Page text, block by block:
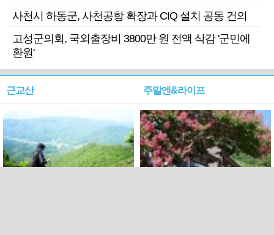
사천시 하동군, 사천공항 확장과 CIQ 설치 공동 건의
고성군의회, 국외출장비 3800만 원 전액 삭감 '군민에
환원'
근교산 주말엔&라이프